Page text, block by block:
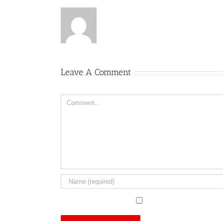
Leave A Comment
Comment